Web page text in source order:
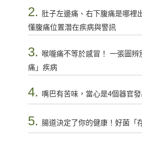
2. 肚子左邊痛、右下腹痛是哪裡
懂腹痛位置潛在疾病與警訊
3.
喉嚨痛不等於感冒！ 一張圖辨
痛」疾病
4. 嘴巴有苦味，當心是4個器官
5. 腸道決定了你的健康！好菌「